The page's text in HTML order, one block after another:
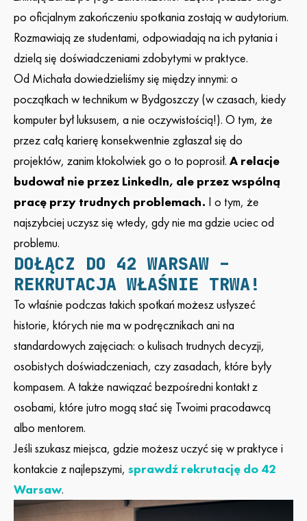
po oficjalnym zakończeniu spotkania zostają w audytorium.
Rozmawiają ze studentami, odpowiadają na ich pytania i
dzielą się doświadczeniami zdobytymi w praktyce.
Od Michała dowiedzieliśmy się między innymi: o
początkach w technikum w Bydgoszczy (w czasach, kiedy
komputer był luksusem, a nie oczywistością!). O tym, że
przez całą karierę konsekwentnie zgłaszał się do
projektów, zanim ktokolwiek go o to poprosił. A relacje
budował nie przez LinkedIn, ale przez wspólną
pracę przy trudnych problemach. I o tym, że
najszybciej uczysz się wtedy, gdy nie ma gdzie uciec od
problemu.
DOŁĄCZ DO 42 WARSAW –
REKRUTACJA WŁAŚNIE TRWA!
To właśnie podczas takich spotkań możesz usłyszeć
historie, których nie ma w podręcznikach ani na
standardowych zajęciach: o kulisach trudnych decyzji,
osobistych doświadczeniach, czy zasadach, które były
kompasem. A także nawiązać bezpośredni kontakt z
osobami, które jutro mogą stać się Twoimi pracodawcą
albo mentorem.
Jeśli szukasz miejsca, gdzie możesz uczyć się w praktyce i
kontakcie z najlepszymi, sprawdź rekrutację do 42
Warsaw.